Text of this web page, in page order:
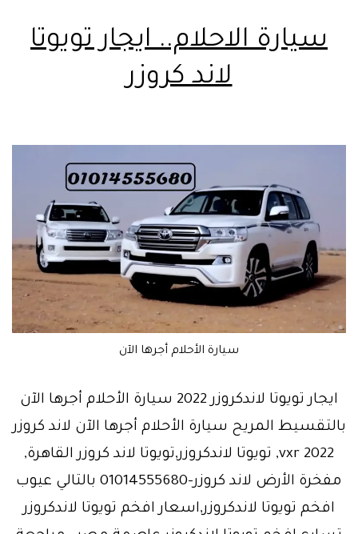
سيارة الاحلام.. ايجار تويوتا
لاند كروزر
سيارة الأحلام أجرها الآن
ايجار تويوتا لاندكروزر 2022 سيارة الأحلام أجرها الآن
بالتقسيط المريح سيارة الأحلام أجرها الآن لاند كروزر
2022 vxr, تويوتا لاندكروزر,تويوتا لاند كروزر القاهرة,
مفخرة الأرض لاند كروزر-01014555680 بالتالي عيوب
افخم تويوتا لاندكروزر,اسعار افخم تويوتا لاندكروزر